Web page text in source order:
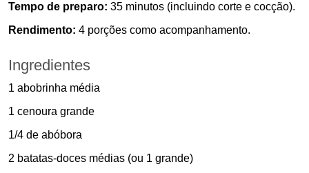
Tempo de preparo: 35 minutos (incluindo corte e cocção).
Rendimento: 4 porções como acompanhamento.
Ingredientes
1 abobrinha média
1 cenoura grande
1/4 de abóbora
2 batatas-doces médias (ou 1 grande)